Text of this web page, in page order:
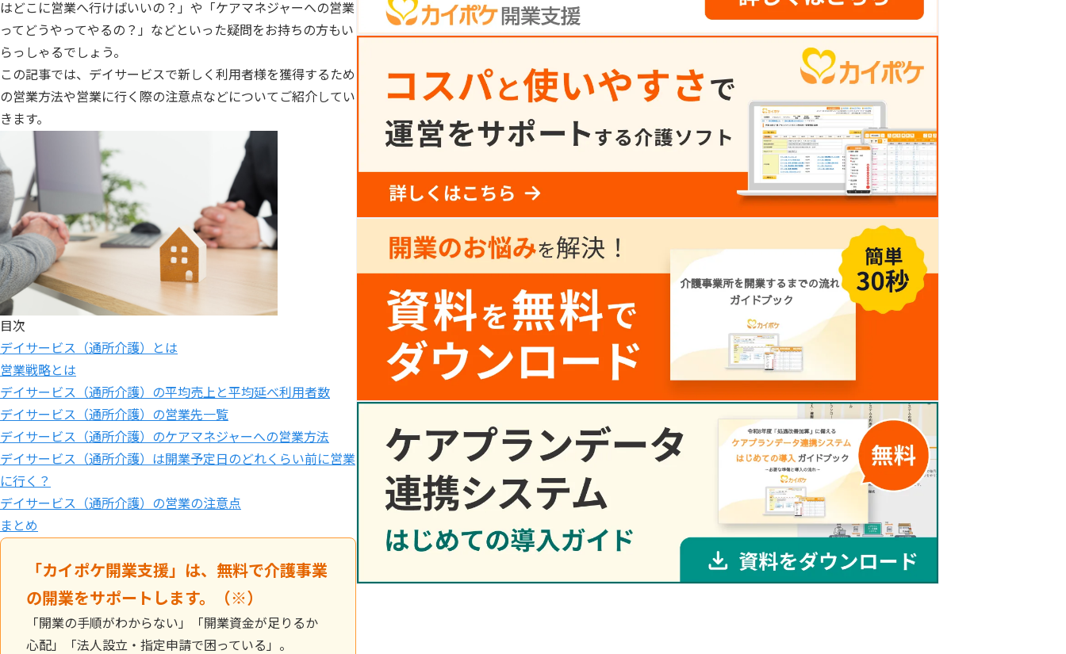
はどこに営業へ行けばいいの？」や「ケアマネジャーへの営業
ってどうやってやるの？」などといった疑問をお持ちの方もい
らっしゃるでしょう。
この記事では、デイサービスで新しく利用者様を獲得するため
の営業方法や営業に行く際の注意点などについてご紹介してい
きます。
目次
デイサービス（通所介護）とは
営業戦略とは
デイサービス（通所介護）の平均売上と平均延べ利用者数
デイサービス（通所介護）の営業先一覧
デイサービス（通所介護）のケアマネジャーへの営業方法
デイサービス（通所介護）は開業予定日のどれくらい前に営業
に行く？
デイサービス（通所介護）の営業の注意点
まとめ
「カイポケ開業支援」は、無料で介護事業
の開業をサポートします。（※）
「開業の手順がわからない」「開業資金が足りるか
心配」「法人設立・指定申請で困っている」。